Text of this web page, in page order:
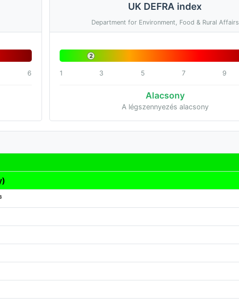
6
UK DEFRA index
Department for Environment, Food & Rural Affairs
2
1 3 5 7 9
Alacsony
A légszennyezés alacsony